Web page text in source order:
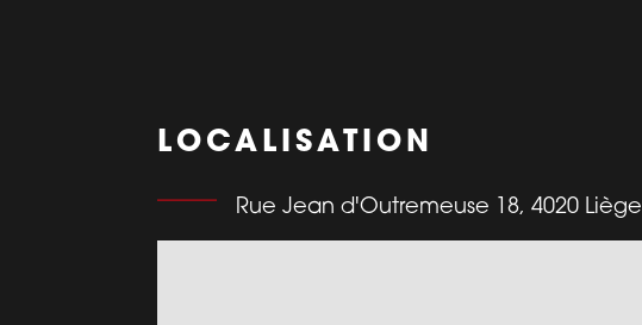
LOCALISATION
Rue Jean d'Outremeuse 18, 4020 Liège